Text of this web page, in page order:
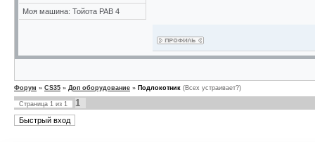
Моя машина: Тойота РАВ 4
Форум » CS35 » Доп оборудование » Подлокотник (Всех устраивает?)
Страница 1 из 1 1